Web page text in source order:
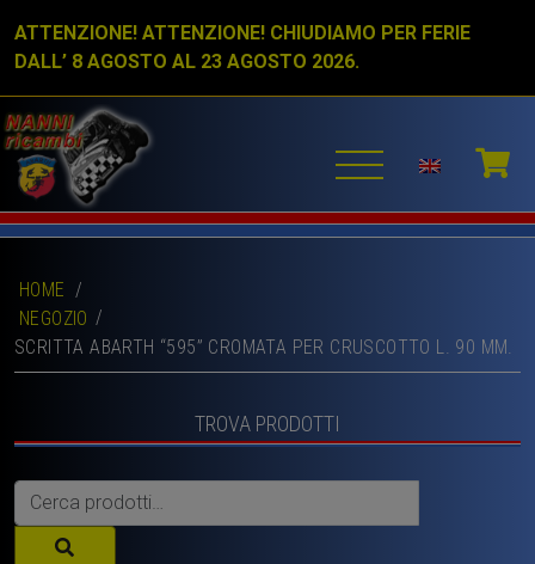
ATTENZIONE! ATTENZIONE! CHIUDIAMO PER FERIE
DALL’ 8 AGOSTO AL 23 AGOSTO 2026.
HOME /
NEGOZIO
SCRITTA ABARTH “595” CROMATA PER CRUSCOTTO L. 90 MM.
TROVA PRODOTTI
Cerca: